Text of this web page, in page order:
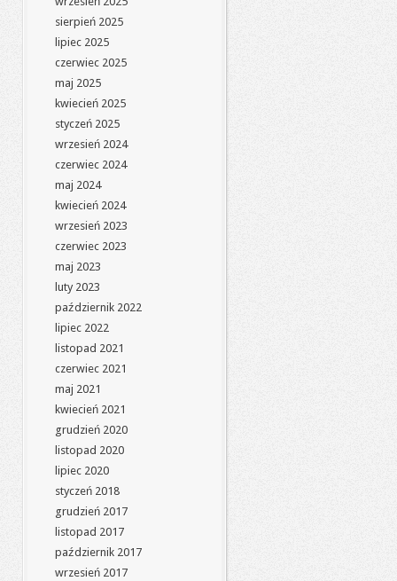
sierpień 2025
lipiec 2025
czerwiec 2025
maj 2025
kwiecień 2025
styczeń 2025
wrzesień 2024
czerwiec 2024
maj 2024
kwiecień 2024
wrzesień 2023
czerwiec 2023
maj 2023
luty 2023
październik 2022
lipiec 2022
listopad 2021
czerwiec 2021
maj 2021
kwiecień 2021
grudzień 2020
listopad 2020
lipiec 2020
styczeń 2018
grudzień 2017
listopad 2017
październik 2017
wrzesień 2017